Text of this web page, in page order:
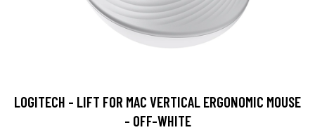
LOGITECH - LIFT FOR MAC VERTICAL ERGONOMIC MOUSE
- OFF-WHITE